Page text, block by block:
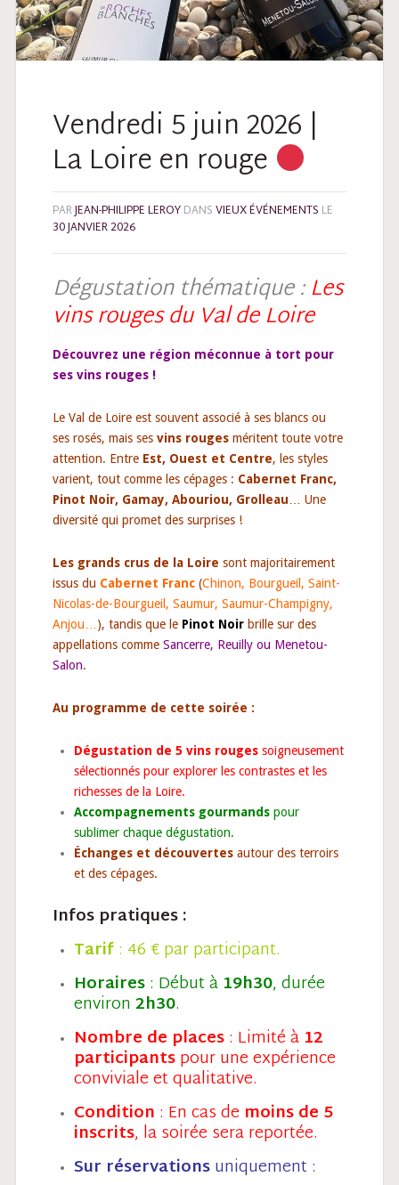
Vendredi 5 juin 2026 |
La Loire en rouge
PARJEAN-PHILIPPE LEROYDANSVIEUX ÉVÉNEMENTS LE
30 JANVIER 2026
Dégustation thématique :Les
vins rouges du Val de Loire
Découvrez une région méconnue à tort pour
ses vins rouges !
Le Val de Loire est souvent associé à ses blancs ou
ses rosés, mais sesvins rouges méritent toute votre
attention. Entre Est, Ouest et Centre, les styles
varient, tout comme les cépages : Cabernet Franc,
Pinot Noir, Gamay, Abouriou, Grolleau … Une
diversité qui promet des surprises !
Les grands crus de la Loire sont majoritairement
issus du Cabernet Franc (Chinon, Bourgueil, Saint-
Nicolas-de-Bourgueil, Saumur, Saumur-Champigny,
Anjou… ), tandis que le Pinot Noir brille sur des
appellations commeSancerre, Reuilly ou Menetou-
Salon.
Au programme de cette soirée :
Dégustation de 5 vins rouges soigneusement
sélectionnés pour explorer les contrastes et les
richesses de la Loire.
Accompagnements gourmands pour
sublimer chaque dégustation.
Échanges et découvertes autour des terroirs
et des cépages.
Infos pratiques :
Tarif: 46 € par participant.
Horaires: Début à 19h30, durée
environ2h30.
Nombre de places: Limité à 12
participantspour une expérience
conviviale et qualitative.
Condition : En cas de moins de 5
inscrits, la soirée sera reportée.
Sur réservationsuniquement :